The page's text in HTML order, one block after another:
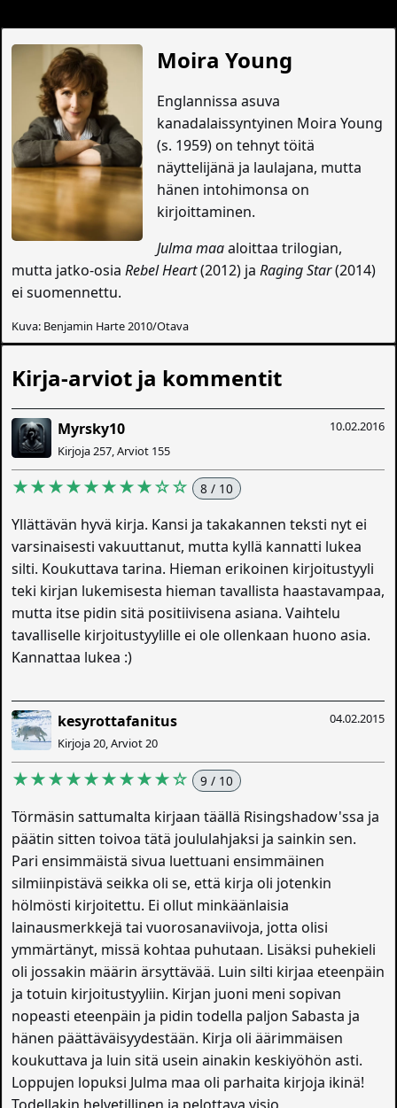
Moira Young
Englannissa asuva
kanadalaissyntyinen Moira Young
(s. 1959) on tehnyt töitä
näyttelijänä ja laulajana, mutta
hänen intohimonsa on
kirjoittaminen.
Julma maaaloittaa trilogian,
mutta jatko-osiaRebel Heart(2012) jaRaging Star(2014)
ei suomennettu.
Kuva: Benjamin Harte 2010/Otava
Kirja-arviot ja kommentit
10.02.2016
Myrsky10
Kirjoja 257, Arviot 155
★★★★★★★★☆☆ 8 / 10
Yllättävän hyvä kirja. Kansi ja takakannen teksti nyt ei
varsinaisesti vakuuttanut, mutta kyllä kannatti lukea
silti. Koukuttava tarina. Hieman erikoinen kirjoitustyyli
teki kirjan lukemisesta hieman tavallista haastavampaa,
mutta itse pidin sitä positiivisena asiana. Vaihtelu
tavalliselle kirjoitustyylille ei ole ollenkaan huono asia.
Kannattaa lukea :)
04.02.2015
kesyrottafanitus
Kirjoja 20, Arviot 20
★★★★★★★★★☆ 9 / 10
Törmäsin sattumalta kirjaan täällä Risingshadow'ssa ja
päätin sitten toivoa tätä joululahjaksi ja sainkin sen.
Pari ensimmäistä sivua luettuani ensimmäinen
silmiinpistävä seikka oli se, että kirja oli jotenkin
hölmösti kirjoitettu. Ei ollut minkäänlaisia
lainausmerkkejä tai vuorosanaviivoja, jotta olisi
ymmärtänyt, missä kohtaa puhutaan. Lisäksi puhekieli
oli jossakin määrin ärsyttävää. Luin silti kirjaa eteenpäin
ja totuin kirjoitustyyliin. Kirjan juoni meni sopivan
nopeasti eteenpäin ja pidin todella paljon Sabasta ja
hänen päättäväisyydestään. Kirja oli äärimmäisen
koukuttava ja luin sitä usein ainakin keskiyöhön asti.
Loppujen lopuksi Julma maa oli parhaita kirjoja ikinä!